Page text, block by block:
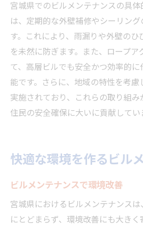
宮城県でのビルメンテナンスの具体
は、定期的な外壁補修やシーリン
す。これにより、雨漏りや外壁のひ
を未然に防ぎます。また、ロープア
て、高層ビルでも安全かつ効率的
能です。さらに、地域の特性を考慮
実施されており、これらの取り組み
住民の安全確保に大いに貢献してい
快適な環境を作るビル
ビルメンテナンスで環境改善
宮城県におけるビルメンテナンス
にとどまらず、環境改善にも大きく